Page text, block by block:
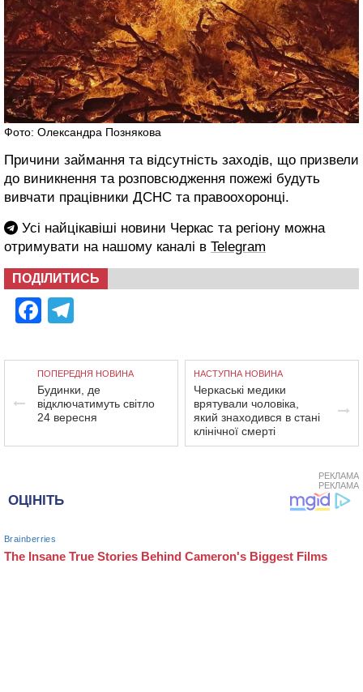
Фото: Олександра Познякова
Причини займання та відсутність заходів, що призвели
до виникнення та розповсюдження пожежі будуть
вивчати працівники ДСНС та правоохоронці.
Усі найцікавіші новини Черкас та регіону можна
отримувати на нашому каналі в Telegram
ПОДІЛИТИСЬ
Facebook
ПОПЕРЕДНЯ НОВИНА
Будинки, де
відключатимуть світло
24 вересня
НАСТУПНА НОВИНА
Черкаські медики
врятували чоловіка,
який знаходився в стані
клінічної смерті
РЕКЛАМА
РЕКЛАМА